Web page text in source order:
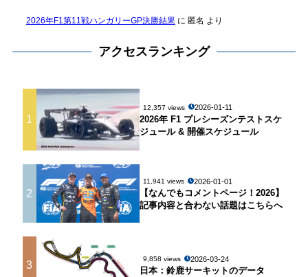
2026年F1第11戦ハンガリーGP決勝結果に 匿名 より
アクセスランキング
1
12,357 views 2026-01-11
2026年 F1 プレシーズンテストスケ
ジュール & 開催スケジュール
2
11,941 views 2026-01-01
【なんでもコメントページ！2026】
記事内容と合わない話題はこちらへ
3 9,858 views 2026-03-24
日本：鈴鹿サーキットのデータ